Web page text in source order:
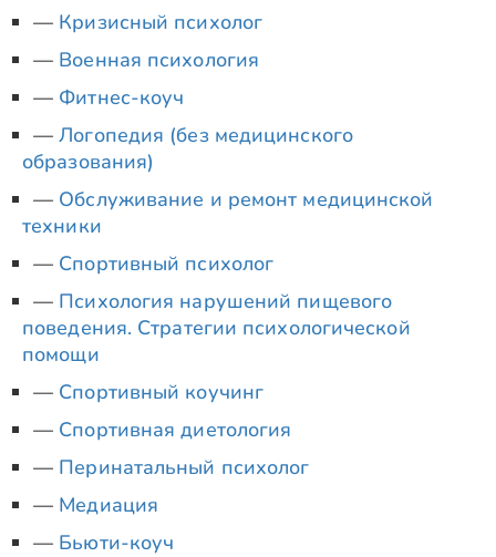
Кризисный психолог
Военная психология
Фитнес-коуч
Логопедия (без медицинского
образования)
Обслуживание и ремонт медицинской
техники
Спортивный психолог
Психология нарушений пищевого
поведения. Стратегии психологической
помощи
Спортивный коучинг
Спортивная диетология
Перинатальный психолог
Медиация
Бьюти-коуч